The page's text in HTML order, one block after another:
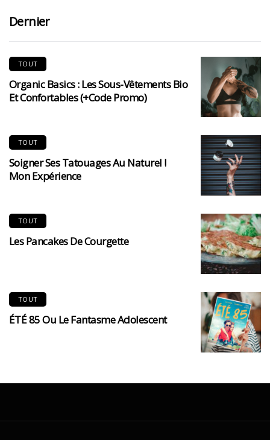
Dernier
TOUT
Organic Basics : Les Sous-Vêtements Bio
Et Confortables (+code Promo)
TOUT
Soigner Ses Tatouages Au Naturel !
Mon Expérience
TOUT
Les Pancakes De Courgette
TOUT
ÉTÉ 85 Ou Le Fantasme Adolescent